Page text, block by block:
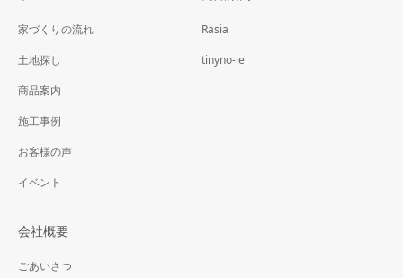
家づくりの流れ
土地探し
商品案内
施工事例
お客様の声
イベント
Rasia
tinyno-ie
会社概要
ごあいさつ